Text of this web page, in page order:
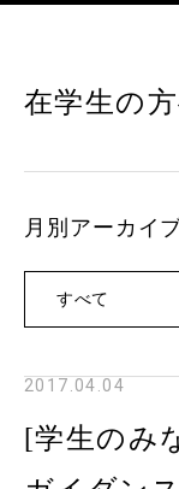
2017.04.04
[学生のみ
在学生の
月別アーカイ
すべて